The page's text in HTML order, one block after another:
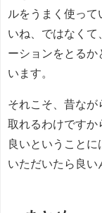
ルをうまく使っ
いね、ではなくて
ーションをとるか
います。
それこそ、昔なが
取れるわけですか
良いということ
いただいたら良い